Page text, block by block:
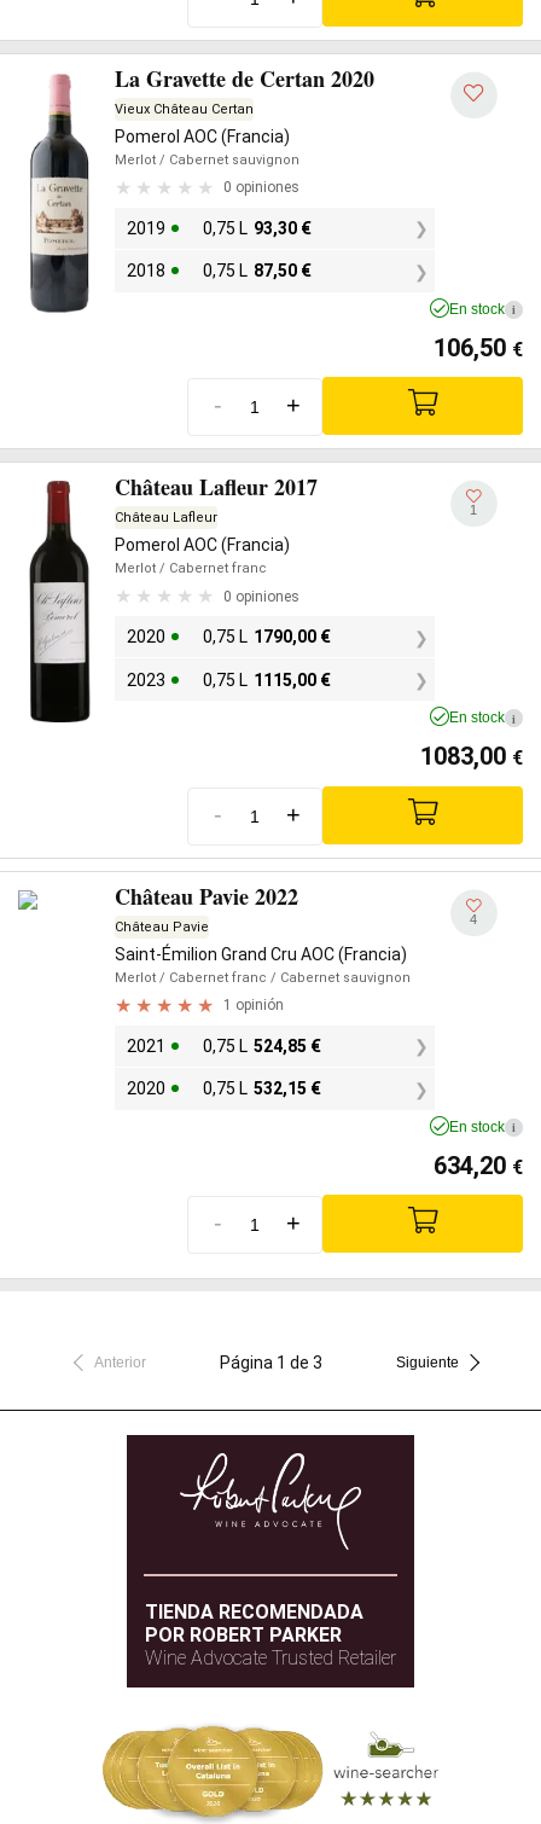
La Gravette de Certan 2020
Vieux Château Certan
Pomerol AOC (Francia)
Merlot / Cabernet sauvignon
0 opiniones
2019 0,75 L 93,30 €
2018 0,75 L 87,50 €
En stock i
106,50 €
- +
Château Lafleur 2017
Château Lafleur
Pomerol AOC (Francia)
Merlot / Cabernet franc
0 opiniones
2020 0,75 L 1790,00 €
2023 0,75 L 1115,00 €
1
En stock i
1083,00 €
- +
Château Pavie 2022
Château Pavie
Saint-Émilion Grand Cru AOC (Francia)
Merlot / Cabernet franc / Cabernet sauvignon
1 opinión
2021 0,75 L 524,85 €
2020 0,75 L 532,15 €
4
En stock i
634,20 €
- +
Anterior Página 1 de 3 Siguiente
TIENDA RECOMENDADA
POR ROBERT PARKER
Wine Advocate Trusted Retailer